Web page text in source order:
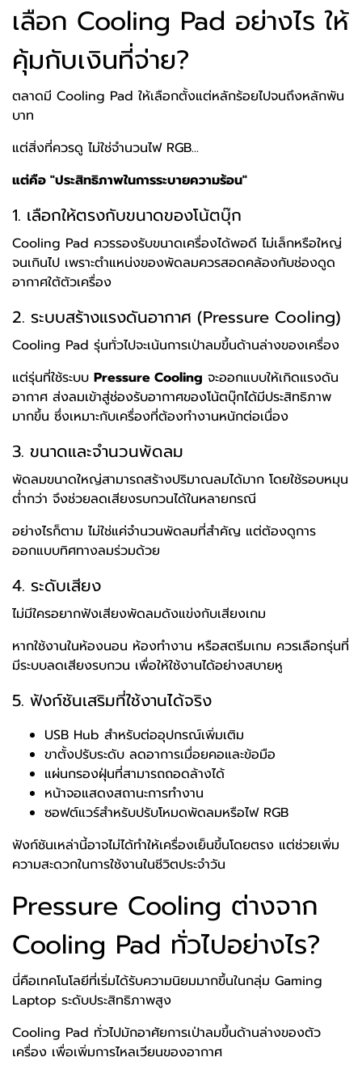
เลือก Cooling Pad อย่างไร ให้
คุ้มกับเงินที่จ่าย?
ตลาดมี Cooling Pad ให้เลือกตั้งแต่หลักร้อยไปจนถึงหลักพัน
บาท
แต่สิ่งที่ควรดู ไม่ใช่จำนวนไฟ RGB...
แต่คือ "ประสิทธิภาพในการระบายความร้อน"
1. เลือกให้ตรงกับขนาดของโน้ตบุ๊ก
Cooling Pad ควรรองรับขนาดเครื่องได้พอดี ไม่เล็กหรือใหญ่
จนเกินไป เพราะตำแหน่งของพัดลมควรสอดคล้องกับช่องดูด
อากาศใต้ตัวเครื่อง
2. ระบบสร้างแรงดันอากาศ (Pressure Cooling)
Cooling Pad รุ่นทั่วไปจะเน้นการเป่าลมขึ้นด้านล่างของเครื่อง
แต่รุ่นที่ใช้ระบบ Pressure Cooling จะออกแบบให้เกิดแรงดัน
อากาศ ส่งลมเข้าสู่ช่องรับอากาศของโน้ตบุ๊กได้มีประสิทธิภาพ
มากขึ้น ซึ่งเหมาะกับเครื่องที่ต้องทำงานหนักต่อเนื่อง
3. ขนาดและจำนวนพัดลม
พัดลมขนาดใหญ่สามารถสร้างปริมาณลมได้มาก โดยใช้รอบหมุน
ต่ำกว่า จึงช่วยลดเสียงรบกวนได้ในหลายกรณี
อย่างไรก็ตาม ไม่ใช่แค่จำนวนพัดลมที่สำคัญ แต่ต้องดูการ
ออกแบบทิศทางลมร่วมด้วย
4. ระดับเสียง
ไม่มีใครอยากฟังเสียงพัดลมดังแข่งกับเสียงเกม
หากใช้งานในห้องนอน ห้องทำงาน หรือสตรีมเกม ควรเลือกรุ่นที่
มีระบบลดเสียงรบกวน เพื่อให้ใช้งานได้อย่างสบายหู
5. ฟังก์ชันเสริมที่ใช้งานได้จริง
USB Hub สำหรับต่ออุปกรณ์เพิ่มเติม
ขาตั้งปรับระดับ ลดอาการเมื่อยคอและข้อมือ
แผ่นกรองฝุ่นที่สามารถถอดล้างได้
หน้าจอแสดงสถานะการทำงาน
ซอฟต์แวร์สำหรับปรับโหมดพัดลมหรือไฟ RGB
ฟังก์ชันเหล่านี้อาจไม่ได้ทำให้เครื่องเย็นขึ้นโดยตรง แต่ช่วยเพิ่ม
ความสะดวกในการใช้งานในชีวิตประจำวัน
Pressure Cooling ต่างจาก
Cooling Pad ทั่วไปอย่างไร?
นี่คือเทคโนโลยีที่เริ่มได้รับความนิยมมากขึ้นในกลุ่ม Gaming
Laptop ระดับประสิทธิภาพสูง
Cooling Pad ทั่วไปมักอาศัยการเป่าลมขึ้นด้านล่างของตัว
เครื่อง เพื่อเพิ่มการไหลเวียนของอากาศ